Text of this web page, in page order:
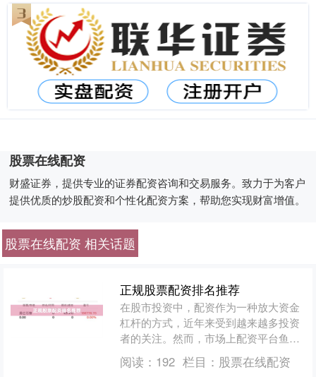
股票在线配资
财盛证券，提供专业的证券配资咨询和交易服务。致力于为客户
提供优质的炒股配资和个性化配资方案，帮助您实现财富增值。
股票在线配资 相关话题
正规股票配资排名推荐
在股市投资中，配资作为一种放大资金
杠杆的方式，近年来受到越来越多投资
者的关注。然而，市场上配资平台鱼龙
混杂，如何选择正规、安全的配资平台
成为投资者最关心的问题。....
阅读： 192 栏目： 股票在线配资